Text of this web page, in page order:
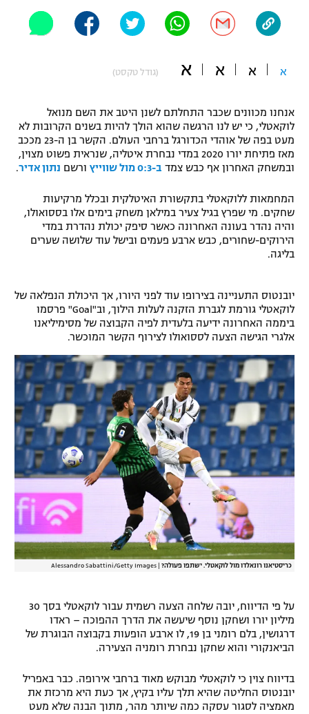
"מחצית בשכונה" – פודקאסט
משתתפים וזוכים בפרסים
תקנון משתתפים וזוכים בפרסים
תקנון עבור פעילות אלקטרה
תקנון עבור פעילות ספורט 1 – "מרלן"
טניס
גיימינג E-Sports
תנאי שימוש
מדיניות פרטיות
תקנון פעילות ספורט 1
רשיון להקרנה פומבית לבית עסק
הצטרפות לחבילת הערוצים
לוח דרושים – ג'ובנט
תגיות
המגזין
אופניים
ספורט מוטורי
פוטבול אמריקאי NFL
בייסבול MLB
ספורט אתגרי ואקסטרים
אומנויות לחימה
גיימינג E-Sports
א א א א (גודל טקסט)
אנחנו מכוונים שכבר התחלתם לשנן היטב את השם מנואל
לוקאטלי, כי יש לנו הרגשה שהוא הולך להיות בשנים הקרובות לא
מעט בפה של אוהדי הכדורגל ברחבי העולם. הקשר בן ה-23 מככב
מאז פתיחת יורו 2020 במדי נבחרת איטליה, שנראית פשוט מצוין,
ובמשחק האחרון אף כבש צמד ב-0:3 מול שווייץ ורשם נתון אדיר.
המחמאות ללוקאטלי בתקשורת האיטלקית ובכלל מרקיעות
שחקים. מי שפרץ בגיל צעיר במילאן משחק בימים אלו בססואולו,
והיה נהדר בעונה האחרונה כאשר סיפק יכולת נהדרת במדי
הירוקים-שחורים, כבש ארבע פעמים ובישל עוד שלושה שערים
בליגה.
יובנטוס התעניינה בצירופו עוד לפני היורו, אך היכולת הנפלאה של
לוקאטלי גורמת לגברת הזקנה לעלות הילוך, וב"Goal" פרסמו
ביממה האחרונה ידיעה בלעדית לפיה הקבוצה של מסימיליאנו
אלגרי הגישה הצעה לססואולו לצירוף הקשר המוכשר.
כריסטיאנו רונאלדו מול לוקאטלי. ישתפו פעולה? Alessandro Sabattini/Getty Images
על פי הדיווח, יובה שלחה הצעה רשמית עבור לוקאטלי בסך 30
מיליון יורו ושחקן נוסף שיעשה את הדרך ההפוכה – ראדו
דרגושין, בלם רומני בן 19, לו ארבע הופעות בקבוצה הבוגרת של
הביאנקורי והוא שחקן נבחרת רומניה הצעירה.
בדיווח צוין כי לוקאטלי מבוקש מאוד ברחבי אירופה. כבר באפריל
יובנטוס החליטה שהיא תלך עליו בקיץ, אך כעת היא מרכזת את
מאמציה לסגור עסקה כמה שיותר מהר, מתוך הבנה שלא מעט